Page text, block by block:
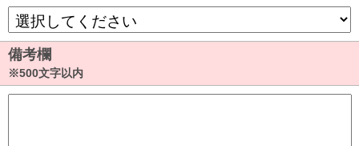
備考欄
※500文字以内